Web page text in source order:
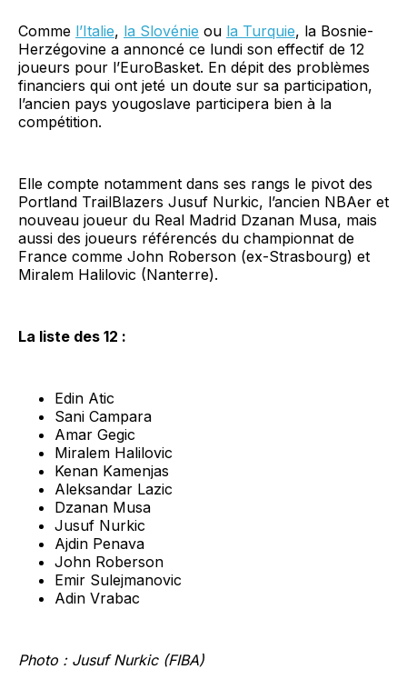
Comme l’Italie, la Slovénie ou la Turquie, la Bosnie-
Herzégovine a annoncé ce lundi son effectif de 12
joueurs pour l’EuroBasket. En dépit des problèmes
financiers qui ont jeté un doute sur sa participation,
l’ancien pays yougoslave participera bien à la
compétition.
Elle compte notamment dans ses rangs le pivot des
Portland TrailBlazers Jusuf Nurkic, l’ancien NBAer et
nouveau joueur du Real Madrid Dzanan Musa, mais
aussi des joueurs référencés du championnat de
France comme John Roberson (ex-Strasbourg) et
Miralem Halilovic (Nanterre).
La liste des 12 :
Edin Atic
Sani Campara
Amar Gegic
Miralem Halilovic
Kenan Kamenjas
Aleksandar Lazic
Dzanan Musa
Jusuf Nurkic
Ajdin Penava
John Roberson
Emir Sulejmanovic
Adin Vrabac
Photo : Jusuf Nurkic (FIBA)